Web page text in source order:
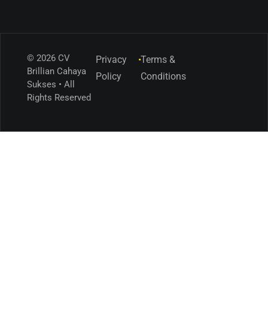
© 2026 CV
Brillian Cahaya
Sukses • All
Rights Reserved
Privacy
Policy
•Terms &
Conditions